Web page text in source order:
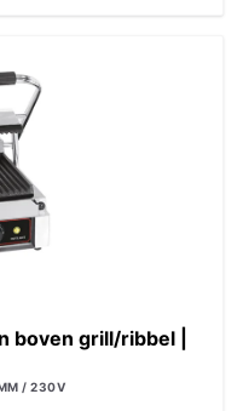
boven grill/ribbel |
/ 230V